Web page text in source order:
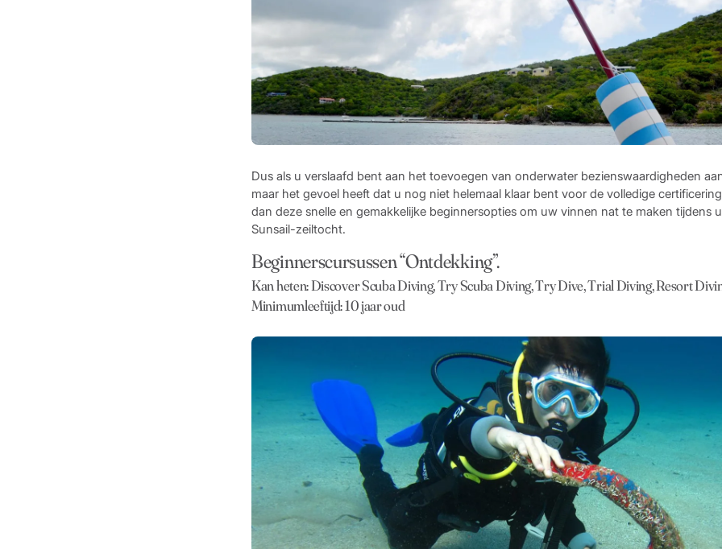
Dus als u verslaafd bent aan het toevoegen van onderwater bezienswaardigheden
maar het gevoel heeft dat u nog niet helemaal klaar bent voor de volledige
dan deze snelle en gemakkelijke beginnersopties om uw vinnen nat te maken tijdens
Sunsail-zeiltocht.
Beginnerscursussen “Ontdekking”.
Kan heten: Discover Scuba Diving, Try Scuba Diving, Try Dive, Trial Diving, Resort
Minimumleeftijd: 10 jaar oud